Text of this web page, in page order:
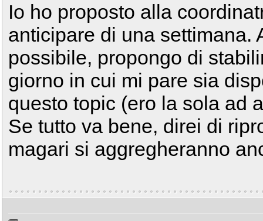
Io ho proposto alla
anticipare di una settimana.
possibile, propongo di
giorno in cui mi pare sia
questo topic (ero la sola ad
Se tutto va bene, direi di
magari si aggregheranno